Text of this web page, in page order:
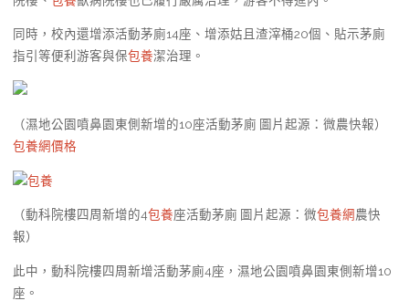
同時，校內還增添活動茅廁14座、增添姑且渣滓桶20個、貼示茅廁
指引等便利游客與保包養潔治理。
（濕地公園噴鼻園東側新增的10座活動茅廁 圖片起源：微農快報）
包養網價格
包養
（動科院樓四周新增的4包養座活動茅廁 圖片起源：微包養網農快
報）
此中，動科院樓四周新增活動茅廁4座，濕地公園噴鼻園東側新增10
座。